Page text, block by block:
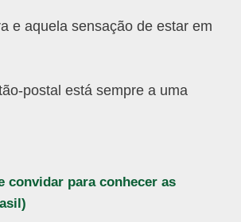
e aquela sensação de estar em
postal está sempre a uma
convidar para conhecer as